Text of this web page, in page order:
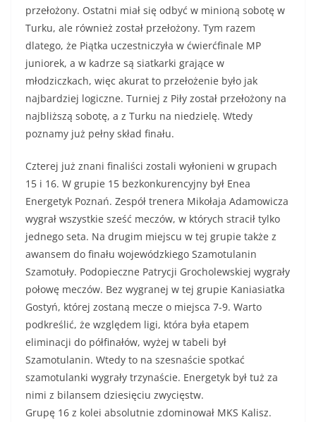
przełożony. Ostatni miał się odbyć w minioną sobotę w
Turku, ale również został przełożony. Tym razem
dlatego, że Piątka uczestniczyła w ćwierćfinale MP
juniorek, a w kadrze są siatkarki grające w
młodziczkach, więc akurat to przełożenie było jak
najbardziej logiczne. Turniej z Piły został przełożony na
najbliższą sobotę, a z Turku na niedzielę. Wtedy
poznamy już pełny skład finału.
Czterej już znani finaliści zostali wyłonieni w grupach
15 i 16. W grupie 15 bezkonkurencyjny był Enea
Energetyk Poznań. Zespół trenera Mikołaja Adamowicza
wygrał wszystkie sześć meczów, w których stracił tylko
jednego seta. Na drugim miejscu w tej grupie także z
awansem do finału wojewódzkiego Szamotulanin
Szamotuły. Podopieczne Patrycji Grocholewskiej wygrały
połowę meczów. Bez wygranej w tej grupie Kaniasiatka
Gostyń, której zostaną mecze o miejsca 7-9. Warto
podkreślić, że względem ligi, która była etapem
eliminacji do półfinałów, wyżej w tabeli był
Szamotulanin. Wtedy to na szesnaście spotkać
szamotulanki wygrały trzynaście. Energetyk był tuż za
nimi z bilansem dziesięciu zwycięstw.
Grupę 16 z kolei absolutnie zdominował MKS Kalisz.